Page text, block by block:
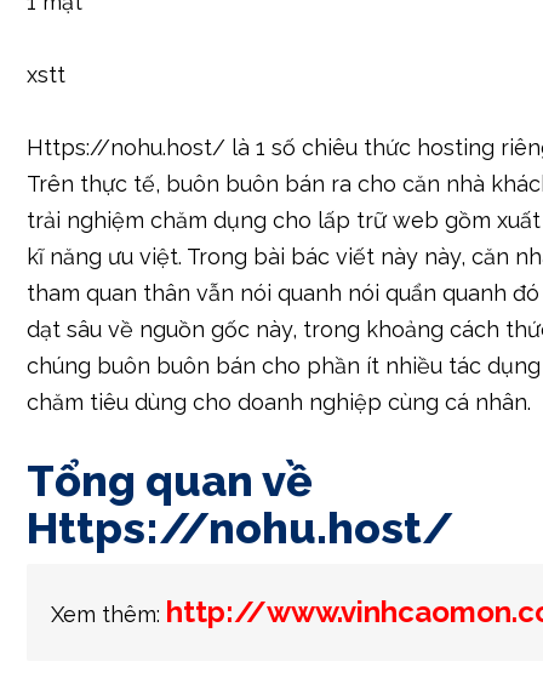
xstt
Https://nohu.host/ là 1 số chiêu thức hosting
Trên thực tế, buôn buôn bán ra cho căn nhà
trải nghiệm chăm dụng cho lấp trữ web gồm
kĩ năng ưu việt. Trong bài bác viết này này, căn
tham quan thân vẫn nói quanh nói quẩn quanh
dạt sâu về nguồn gốc này, trong khoảng cách
chúng buôn buôn bán cho phần ít nhiều tác
chăm tiêu dùng cho doanh nghiệp cùng cá nhân.
Tổng quan về
Https://nohu.host/
Xem thêm: http://